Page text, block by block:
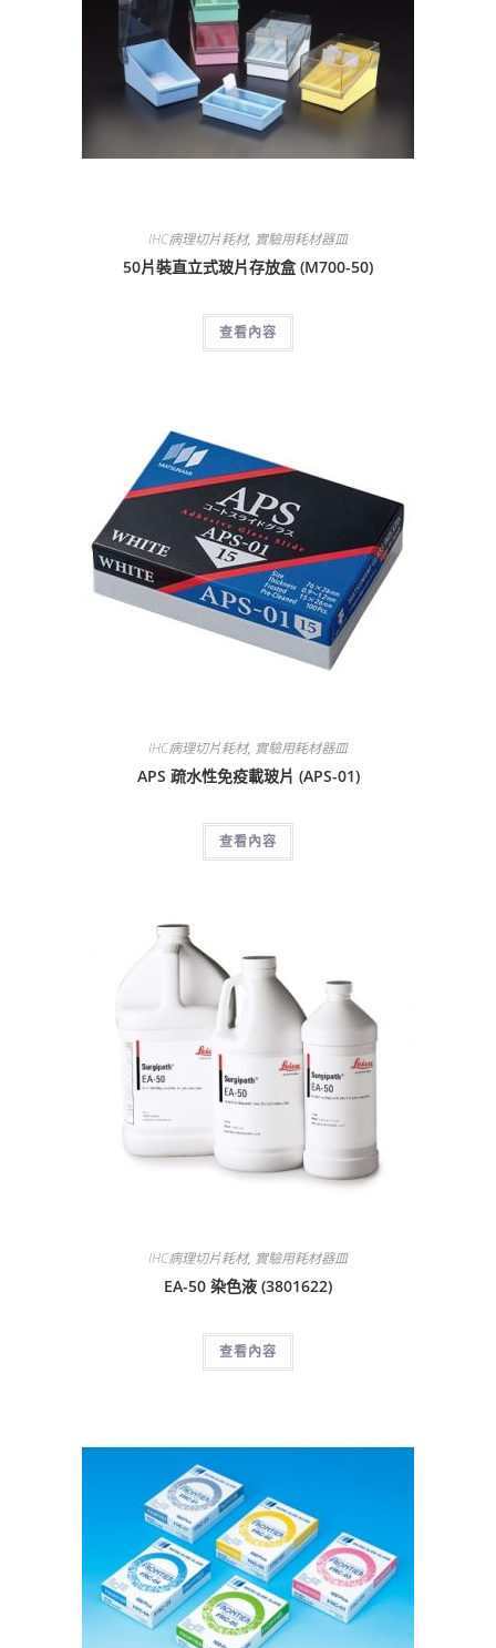
IHC病理切片耗材, 實驗用耗材器皿
50片裝直立式玻片存放盒 (M700-50)
查看內容
IHC病理切片耗材, 實驗用耗材器皿
APS 疏水性免疫載玻片 (APS-01)
查看內容
IHC病理切片耗材, 實驗用耗材器皿
EA-50 染色液 (3801622)
查看內容